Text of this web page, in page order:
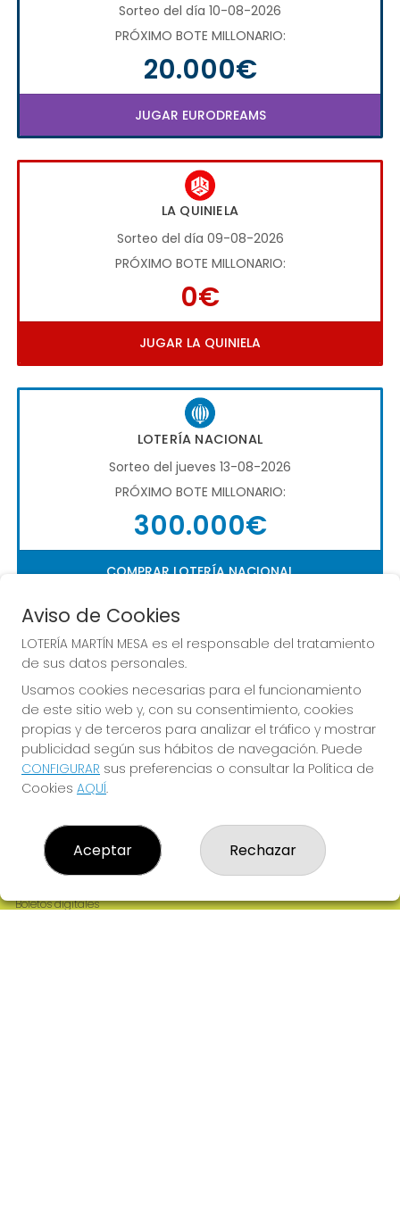
Sorteo del día 10-08-2026
PRÓXIMO BOTE MILLONARIO:
20.000€
JUGAR EURODREAMS
LA QUINIELA
Sorteo del día 09-08-2026
PRÓXIMO BOTE MILLONARIO:
0€
JUGAR LA QUINIELA
LOTERÍA NACIONAL
Sorteo del jueves 13-08-2026
PRÓXIMO BOTE MILLONARIO:
300.000€
COMPRAR LOTERÍA NACIONAL
Imagen anterior
LOTERÍA MARTÍN MESA
Resultados
Contacto
Empresas
Boletos digitales
Aviso de Cookies
LOTERÍA MARTÍN MESA es el responsable del tratamiento
de sus datos personales.
Usamos cookies necesarias para el funcionamiento
de este sitio web y, con su consentimiento, cookies
propias y de terceros para analizar el tráfico y mostrar
publicidad según sus hábitos de navegación. Puede
CONFIGURAR sus preferencias o consultar la Política de
Cookies AQUÍ.
Aceptar Rechazar